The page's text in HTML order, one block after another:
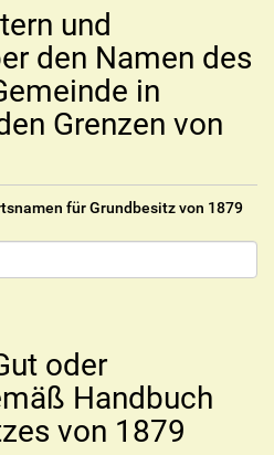
und
den Namen des
in
Grenzen von
für Grundbesitz von 1879
oder
Handbuch
von 1879